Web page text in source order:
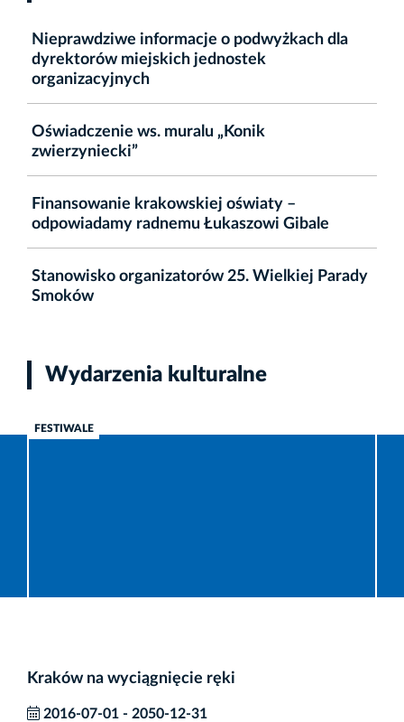
Nieprawdziwe informacje o podwyżkach dla
dyrektorów miejskich jednostek
organizacyjnych
Oświadczenie ws. muralu „Konik
zwierzyniecki”
Finansowanie krakowskiej oświaty –
odpowiadamy radnemu Łukaszowi Gibale
Stanowisko organizatorów 25. Wielkiej Parady
Smoków
Wydarzenia kulturalne
FESTIWALE
Kraków na wyciągnięcie ręki
2016-07-01 - 2050-12-31